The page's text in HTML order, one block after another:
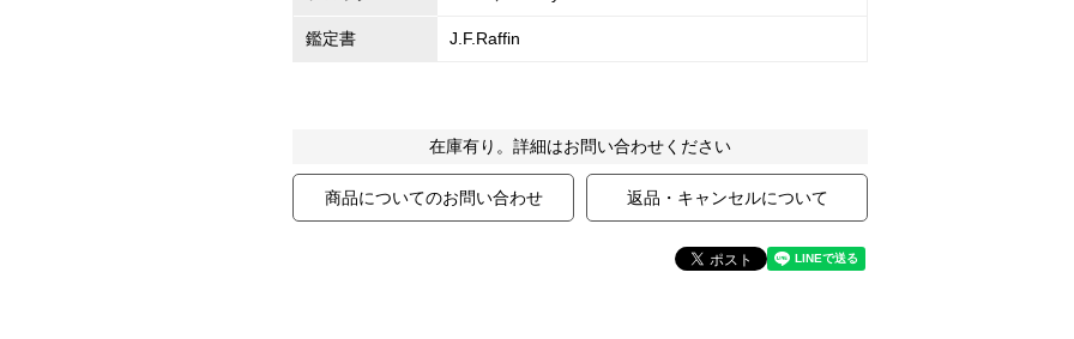
鑑定書 J.F.Raffin
在庫有り。詳細はお問い合わせください
商品についてのお問い合わせ 返品・キャンセルについて